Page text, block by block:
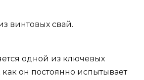
винтовых свай.
одной из ключевых
как он постоянно испытывает